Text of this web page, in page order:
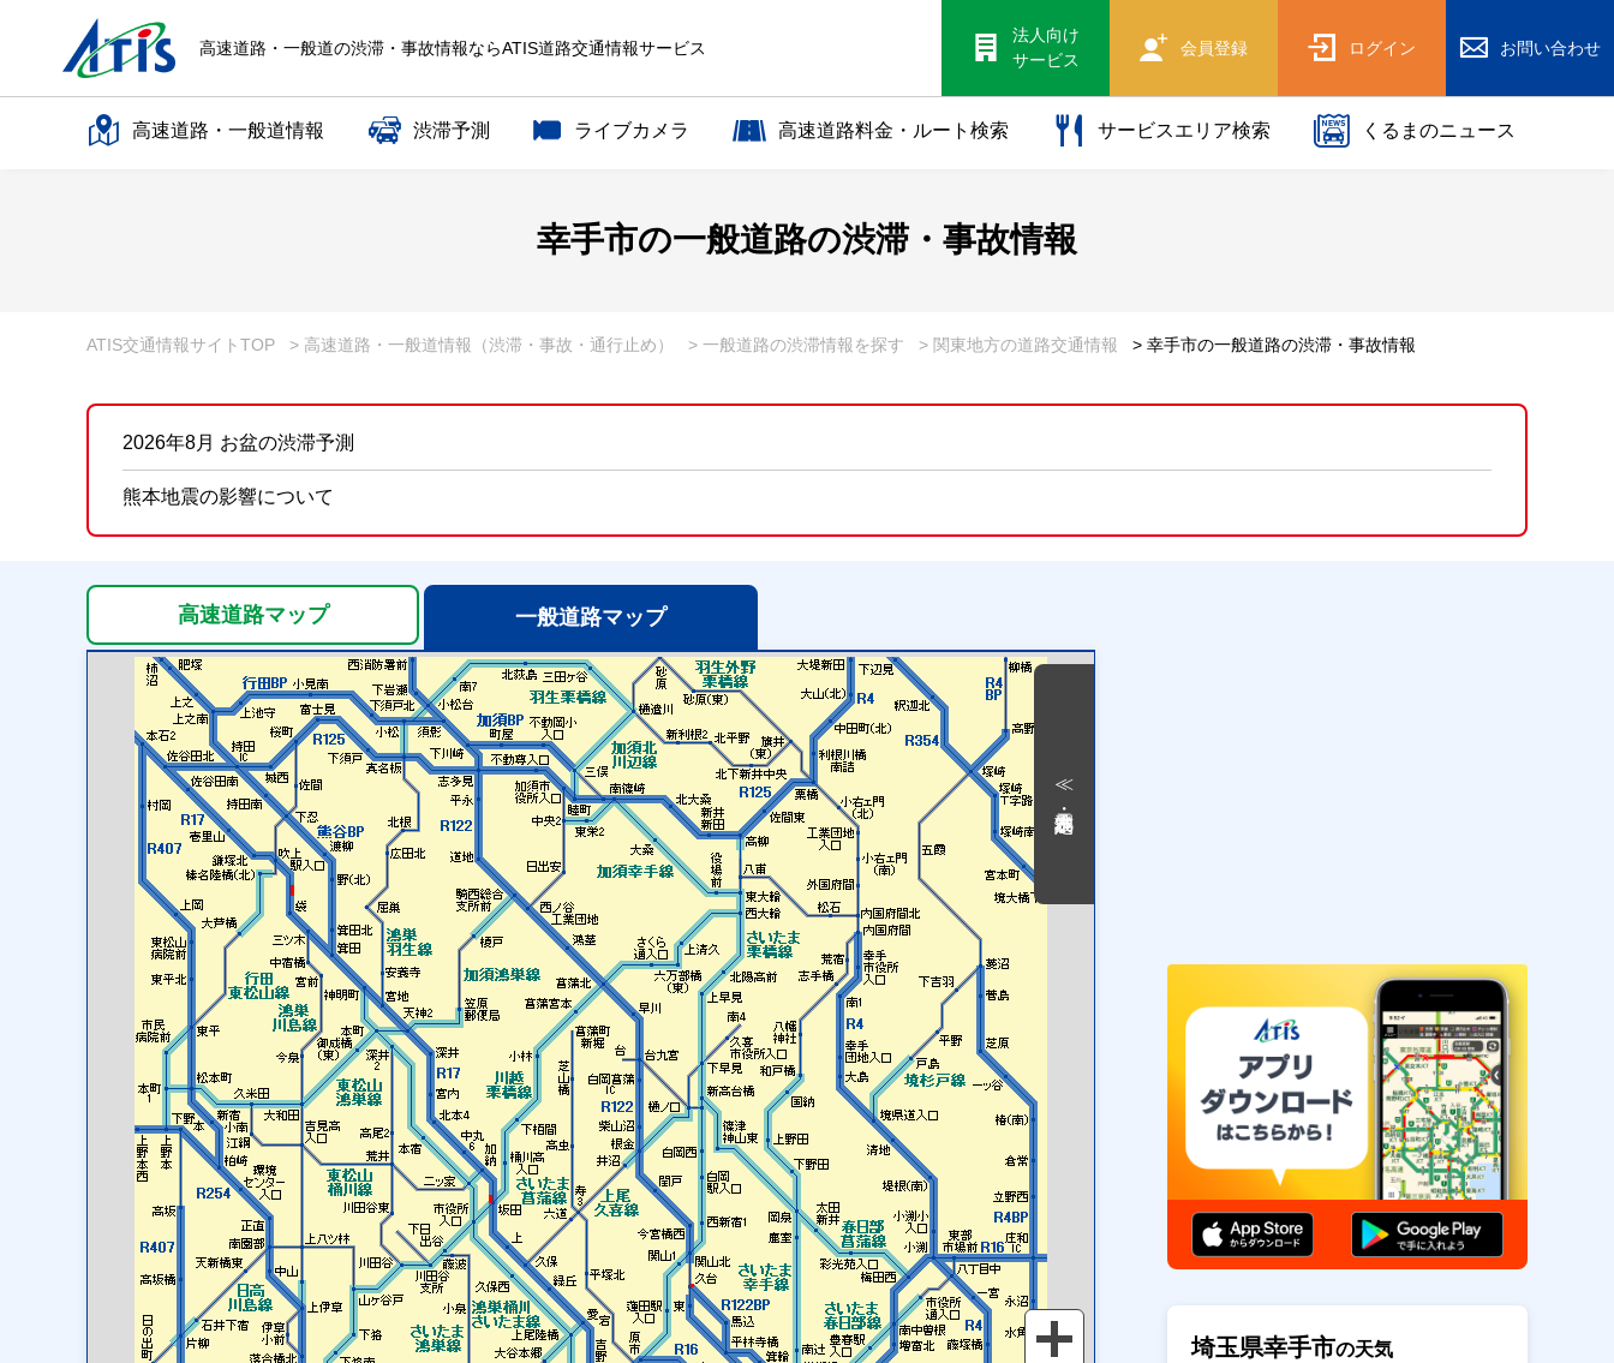
高速道路・一般道の渋滞・事故情報ならATIS道路交通情報サービス
法人向け
サービス
会員登録 ログイン お問い合わせ
高速道路・一般道情報 渋滞予測 ライブカメラ 高速道路料金・ルート検索 サービスエリア検索 くるまのニュース
幸手市の一般道路の渋滞・事故情報
ATIS交通情報サイトTOP > 高速道路・一般道情報（渋滞・事故・通行止め） > 一般道路の渋滞情報を探す > 関東地方の道路交通情報 > 幸手市の一般道路の渋滞・事故情報
2026年8月 お盆の渋滞予測
熊本地震の影響について
高速道路マップ 一般道路マップ
≪
埼玉県幸手市の天気